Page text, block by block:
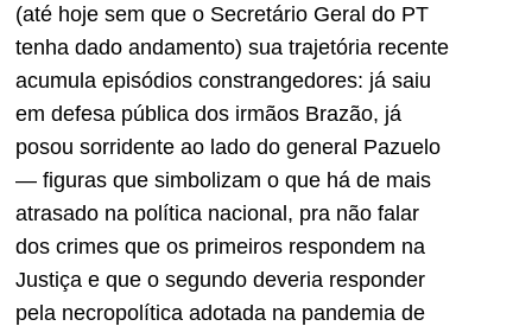
(até hoje sem que o Secretário Geral do PT
tenha dado andamento) sua trajetória recente
acumula episódios constrangedores: já saiu
em defesa pública dos irmãos Brazão, já
posou sorridente ao lado do general Pazuelo
— figuras que simbolizam o que há de mais
atrasado na política nacional, pra não falar
dos crimes que os primeiros respondem na
Justiça e que o segundo deveria responder
pela necropolítica adotada na pandemia de